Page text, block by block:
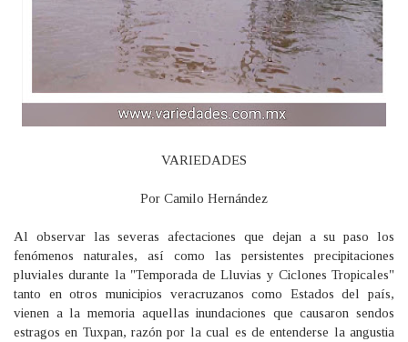
VARIEDADES
Por Camilo Hernández
Al observar las severas afectaciones que dejan a su paso los
fenómenos naturales, así como las persistentes precipitaciones
pluviales durante la "Temporada de Lluvias y Ciclones Tropicales"
tanto en otros municipios veracruzanos como Estados del país,
vienen a la memoria aquellas inundaciones que causaron sendos
estragos en Tuxpan, razón por la cual es de entenderse la angustia